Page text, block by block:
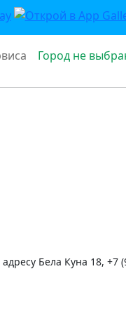
Город не
Бела Куна 18, +7